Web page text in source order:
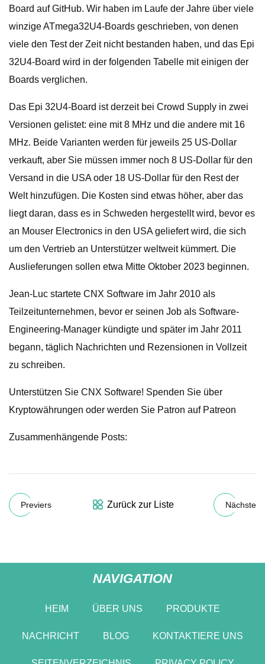
Board auf GitHub. Wir haben im Laufe der Jahre über viele
winzige ATmega32U4-Boards geschrieben, von denen
viele den Test der Zeit nicht bestanden haben, und das Epi
32U4-Board wird in der folgenden Tabelle mit einigen der
Boards verglichen.
Das Epi 32U4-Board ist derzeit bei Crowd Supply in zwei
Versionen gelistet: eine mit 8 MHz und die andere mit 16
MHz. Beide Varianten werden für jeweils 25 US-Dollar
verkauft, aber Sie müssen immer noch 8 US-Dollar für den
Versand in die USA oder 18 US-Dollar für den Rest der
Welt hinzufügen. Die Kosten sind etwas höher, aber das
liegt daran, dass es in Schweden hergestellt wird, bevor es
an Mouser Electronics in den USA geliefert wird, die sich
um den Vertrieb an Unterstützer weltweit kümmert. Die
Auslieferungen sollen etwa Mitte Oktober 2023 beginnen.
Jean-Luc startete CNX Software im Jahr 2010 als
Teilzeitunternehmen, bevor er seinen Job als Software-
Engineering-Manager kündigte und später im Jahr 2011
begann, täglich Nachrichten und Rezensionen in Vollzeit
zu schreiben.
Unterstützen Sie CNX Software! Spenden Sie über
Kryptowährungen oder werden Sie Patron auf Patreon
Zusammenhängende Posts:
Previers Zurück zur Liste Nächste
NAVIGATION
HEIM ÜBER UNS PRODUKTE
NACHRICHT BLOG KONTAKTIERE UNS